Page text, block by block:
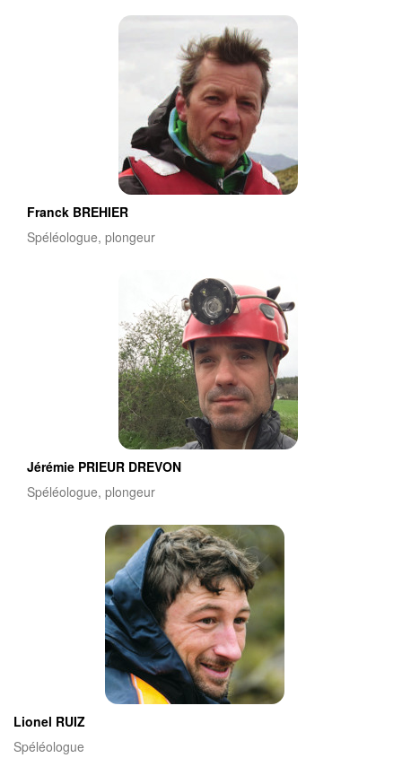
Franck BREHIER
Spéléologue, plongeur
Jérémie PRIEUR DREVON
Spéléologue, plongeur
Lionel RUIZ
Spéléologue